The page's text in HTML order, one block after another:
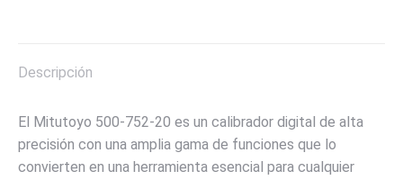
Descripción
El Mitutoyo 500-752-20 es un calibrador digital de alta
precisión con una amplia gama de funciones que lo
convierten en una herramienta esencial para cualquier